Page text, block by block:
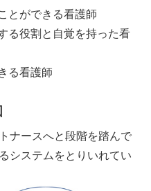
とができる看護師
る役割と自覚を持った看
る看護師
ナースへと段階を踏んで
システムをとりいれてい